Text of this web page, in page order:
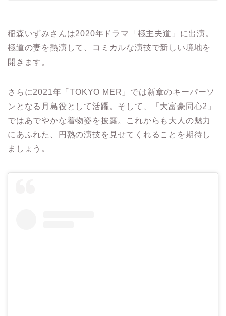
稲森いずみさんは2020年ドラマ「極主夫道」に出演。
極道の妻を熱演して、コミカルな演技で新しい境地を
開きます。
さらに2021年「TOKYO MER」では新章のキーパーソ
ンとなる月島役として活躍。そして、「大富豪同心2」
ではあでやかな着物姿を披露。これからも大人の魅力
にあふれた、円熟の演技を見せてくれることを期待し
ましょう。